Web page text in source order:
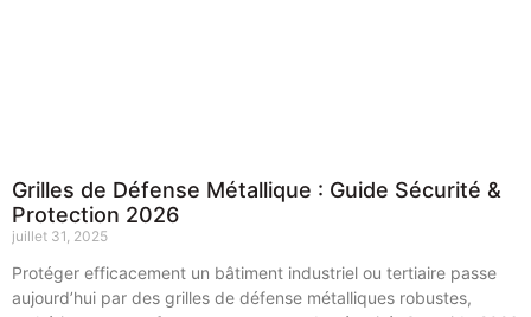
Grilles de Défense Métallique : Guide Sécurité &
Protection 2026
juillet 31, 2025
Protéger efficacement un bâtiment industriel ou tertiaire passe
aujourd’hui par des grilles de défense métalliques robustes,